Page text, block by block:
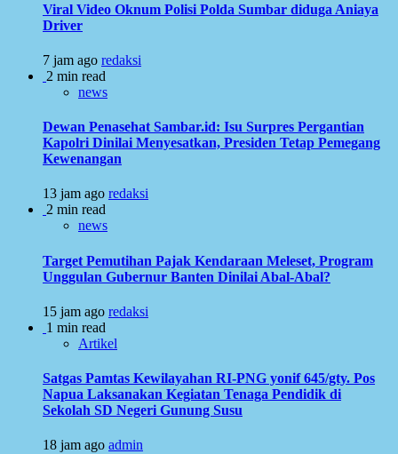
Viral Video Oknum Polisi Polda Sumbar diduga Aniaya
Driver
7 jam ago redaksi
2 min read
news
Dewan Penasehat Sambar.id: Isu Surpres Pergantian
Kapolri Dinilai Menyesatkan, Presiden Tetap Pemegang
Kewenangan
13 jam ago redaksi
2 min read
news
Target Pemutihan Pajak Kendaraan Meleset, Program
Unggulan Gubernur Banten Dinilai Abal-Abal?
15 jam ago redaksi
1 min read
Artikel
Satgas Pamtas Kewilayahan RI-PNG yonif 645/gty. Pos
Napua Laksanakan Kegiatan Tenaga Pendidik di
Sekolah SD Negeri Gunung Susu
18 jam ago admin